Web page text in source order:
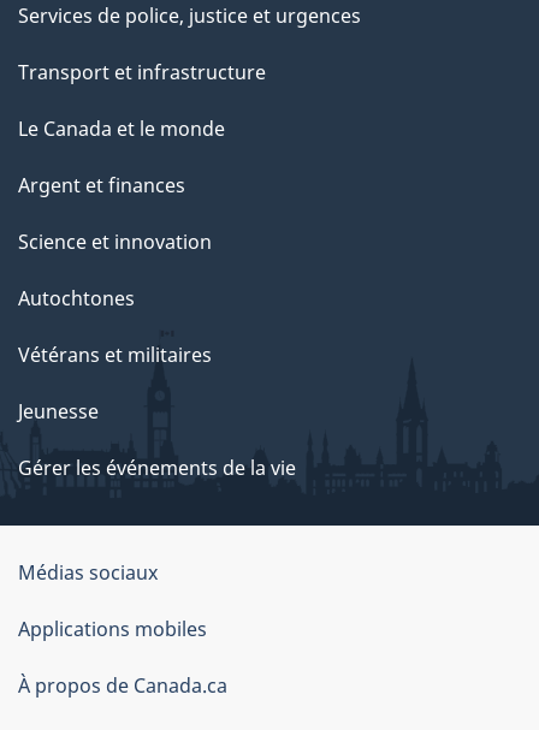
a
g
Services de police, justice et urgences
Transport et infrastructure
Le Canada et le monde
Argent et finances
Science et innovation
Autochtones
Vétérans et militaires
Jeunesse
Gérer les événements de la vie
Organisation
du
gouvernement
du
Médias sociaux
Applications mobiles
À propos de Canada.ca